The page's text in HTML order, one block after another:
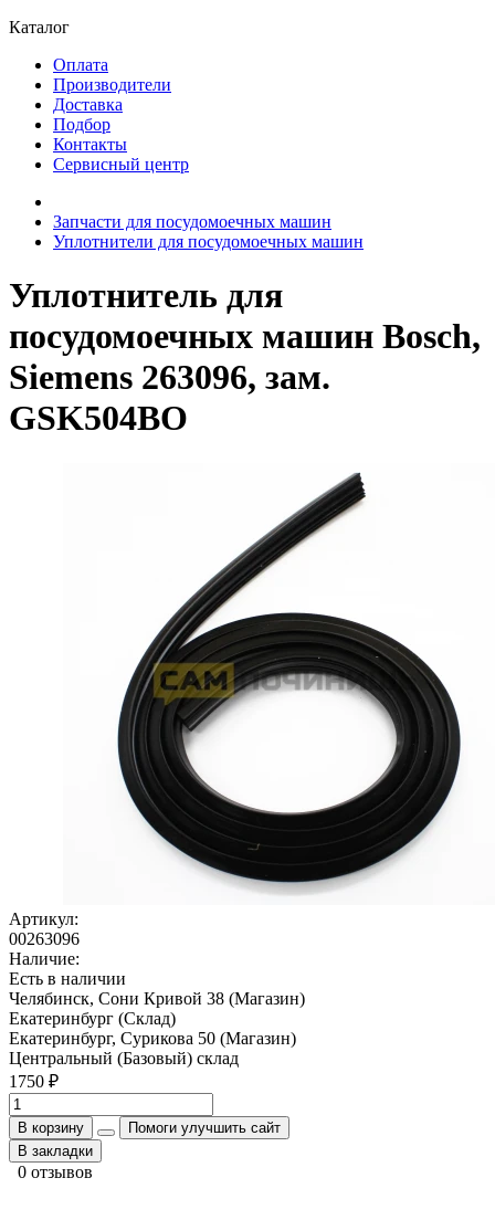
Каталог
Оплата
Производители
Доставка
Подбор
Контакты
Сервисный центр
Запчасти для посудомоечных машин
Уплотнители для посудомоечных машин
Уплотнитель для
посудомоечных машин Bosch,
Siemens 263096, зам.
GSK504BO
Артикул:
00263096
Наличие:
Есть в наличии
Челябинск, Сони Кривой 38 (Магазин)
Екатеринбург (Склад)
Екатеринбург, Сурикова 50 (Магазин)
Центральный (Базовый) склад
1750 ₽
В корзину
Помоги улучшить сайт
В закладки
0 отзывов